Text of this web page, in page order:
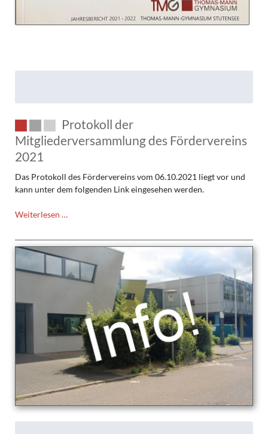
Protokoll der
Mitgliederversammlung des Fördervereins
2021
Das Protokoll des Fördervereins vom 06.10.2021 liegt vor und
kann unter dem folgenden Link eingesehen werden.
Weiterlesen …
Mitgliederversammlung
Fördervereins
2021